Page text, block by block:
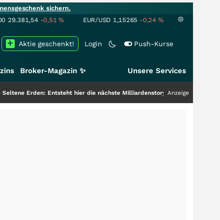
sichern.
29.381,54 -0,51% EUR/USD 1,15265 -0,24 %
Login Push-Kurse
Aktie geschenkt!
Broker-Magazin ✨ Unsere Services
Entsteht hier die nächste Milliardenstory?+++ Anzeige